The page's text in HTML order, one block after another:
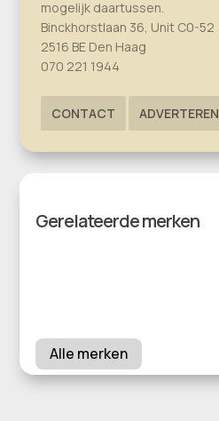
mogelijk daartussen.
Binckhorstlaan 36, Unit C0-52
2516 BE Den Haag
070 221 1944
CONTACT ADVERTEREN
Gerelateerde merken
Alle merken